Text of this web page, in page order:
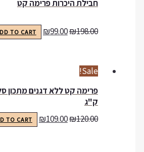
חבילת היכרות פרימה קט
₪198.00
₪99.00
ADD TO CART
Sale!
ק"ג
₪120.00
₪109.00
ADD TO CART